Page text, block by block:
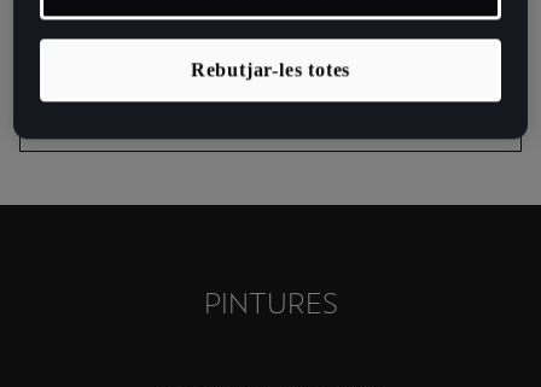
Demana informació
PINTURES
Rebutjar-les totes